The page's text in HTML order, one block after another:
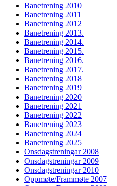
Banetrening 2010
Banetrening 2011
Banetrening 2012
Banetrening 2013.
Banetrening 2014.
Banetrening 2015.
Banetrening 2016.
Banetrening 2017.
Banetrening 2018
Banetrening 2019
Banetrening 2020
Banetrening 2021
Banetrening 2022
Banetrening 2023
Banetrening 2024
Banetrening 2025
Onsdagstreningar 2008
Onsdagstreningar 2009
Onsdagstreningar 2010
Oppmøte/Frammøte 2007